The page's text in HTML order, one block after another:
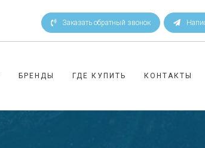
Заказать обратный звонок
БРЕНДЫ ГДЕ КУПИТЬ КОНТАКТЫ